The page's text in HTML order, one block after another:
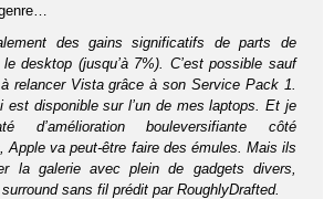
des gains significatifs de parts de
desktop (jusqu’à 7%). C’est possible sauf
relancer Vista grâce à son Service Pack 1.
est disponible sur l’un de mes laptops. Et je
d’amélioration bouleversifiante côté
Apple va peut-être faire des émules. Mais ils
la galerie avec plein de gadgets divers,
sans fil prédit par RoughlyDrafted.